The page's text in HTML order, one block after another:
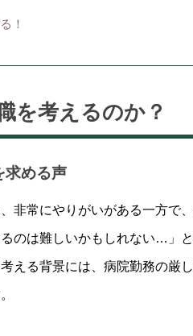
！
を考えるのか？
求める声
非常にやりがいがある一方で
のは難しいかもしれない…」
える背景には、病院勤務の厳